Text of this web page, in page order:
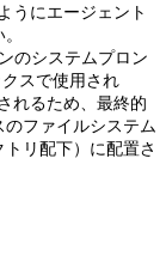
うにエージェント
のシステムプロン
スで使用され
れるため、最終的
ファイルシステム
リ配下）に配置さ